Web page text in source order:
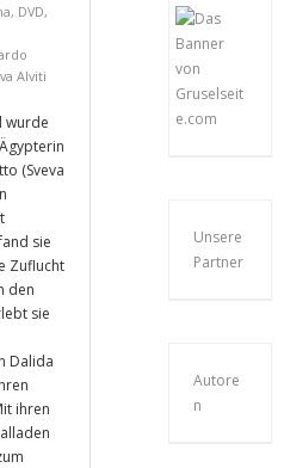
, DVD,
Alviti
wurde
(Sveva
sie
Zuflucht
den
sie
Dalida
ihren
Unsere
Partner
Autore
n